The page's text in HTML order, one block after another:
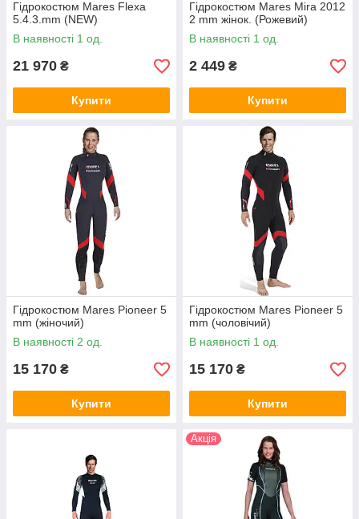
Гідрокостюм Mares Flexa
5.4.3.mm (NEW)
В наявності 1 од.
21 970 ₴
Купити
Гідрокостюм Mares Mira 2012
2 mm жінок. (Рожевий)
В наявності 1 од.
2 449 ₴
Купити
Гідрокостюм Mares Pioneer 5
mm (жіночий)
В наявності 2 од.
15 170 ₴
Купити
Гідрокостюм Mares Pioneer 5
mm (чоловічий)
В наявності 1 од.
15 170 ₴
Купити
Акція